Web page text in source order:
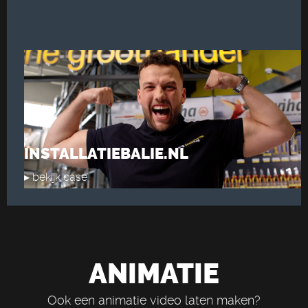
INSTALLATIEBALIE.NL
▸ bekijk case
ANIMATIE
Ook een animatie video laten maken?